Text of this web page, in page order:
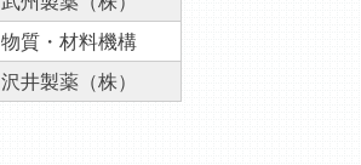
物質・材料機構
沢井製薬（株）